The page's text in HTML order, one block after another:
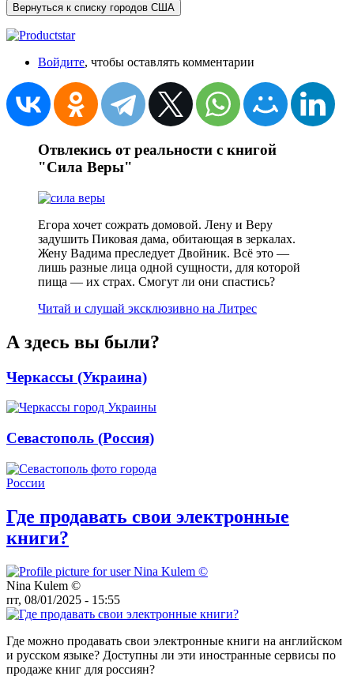
Вернуться к списку городов США
Войдите, чтобы оставлять комментарии
Отвлекись от реальности с книгой
"Сила Веры"
Егора хочет сожрать домовой. Лену и Веру
задушить Пиковая дама, обитающая в зеркалах.
Жену Вадима преследует Двойник. Всё это —
лишь разные лица одной сущности, для которой
пища — их страх. Смогут ли они спастись?
Читай и слушай эксклюзивно на Литрес
А здесь вы были?
Черкассы (Украина)
Севастополь (Россия)
Где продавать свои электронные
книги?
Nina Kulem ©️
пт, 08/01/2025 - 15:55
Где можно продавать свои электронные книги на английском
и русском языке? Доступны ли эти иностранные сервисы по
продаже книг для россиян?